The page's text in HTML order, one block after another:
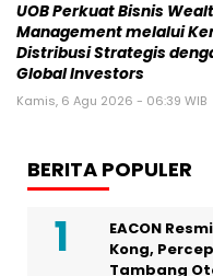
UOB Perkuat Bisnis
Management melalui
Distribusi Strategis
Global Investors
Kamis, 6 Agu 2026 - 06:39 WIB
BERITA POPULER
EACON
Kong,
Tambang